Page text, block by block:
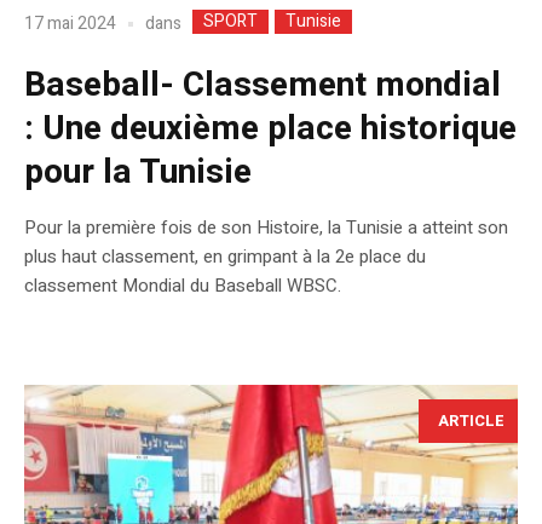
17 mai 2024 dans SPORT Tunisie
Baseball- Classement mondial
: Une deuxième place historique
pour la Tunisie
Pour la première fois de son Histoire, la Tunisie a atteint son
plus haut classement, en grimpant à la 2e place du
classement Mondial du Baseball WBSC.
ARTICLE